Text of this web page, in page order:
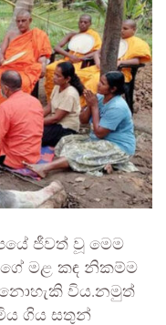
ජීවත් වූ මෙම
මළ කඳ නිකම්ම
නොහැකි විය.නමුත්
ගිය සතුන්